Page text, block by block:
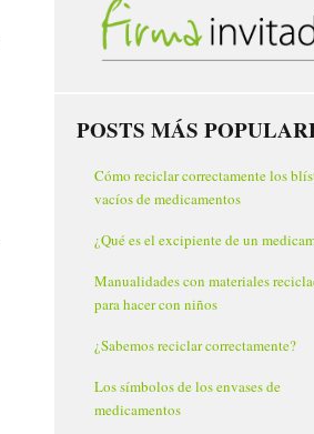
POSTS MÁS
Cómo reciclar correctamente los
vacíos de medicamentos
¿Qué es el excipiente de un
Manualidades con materiales
para hacer con niños
¿Sabemos reciclar correctamente?
Los símbolos de los envases de
medicamentos